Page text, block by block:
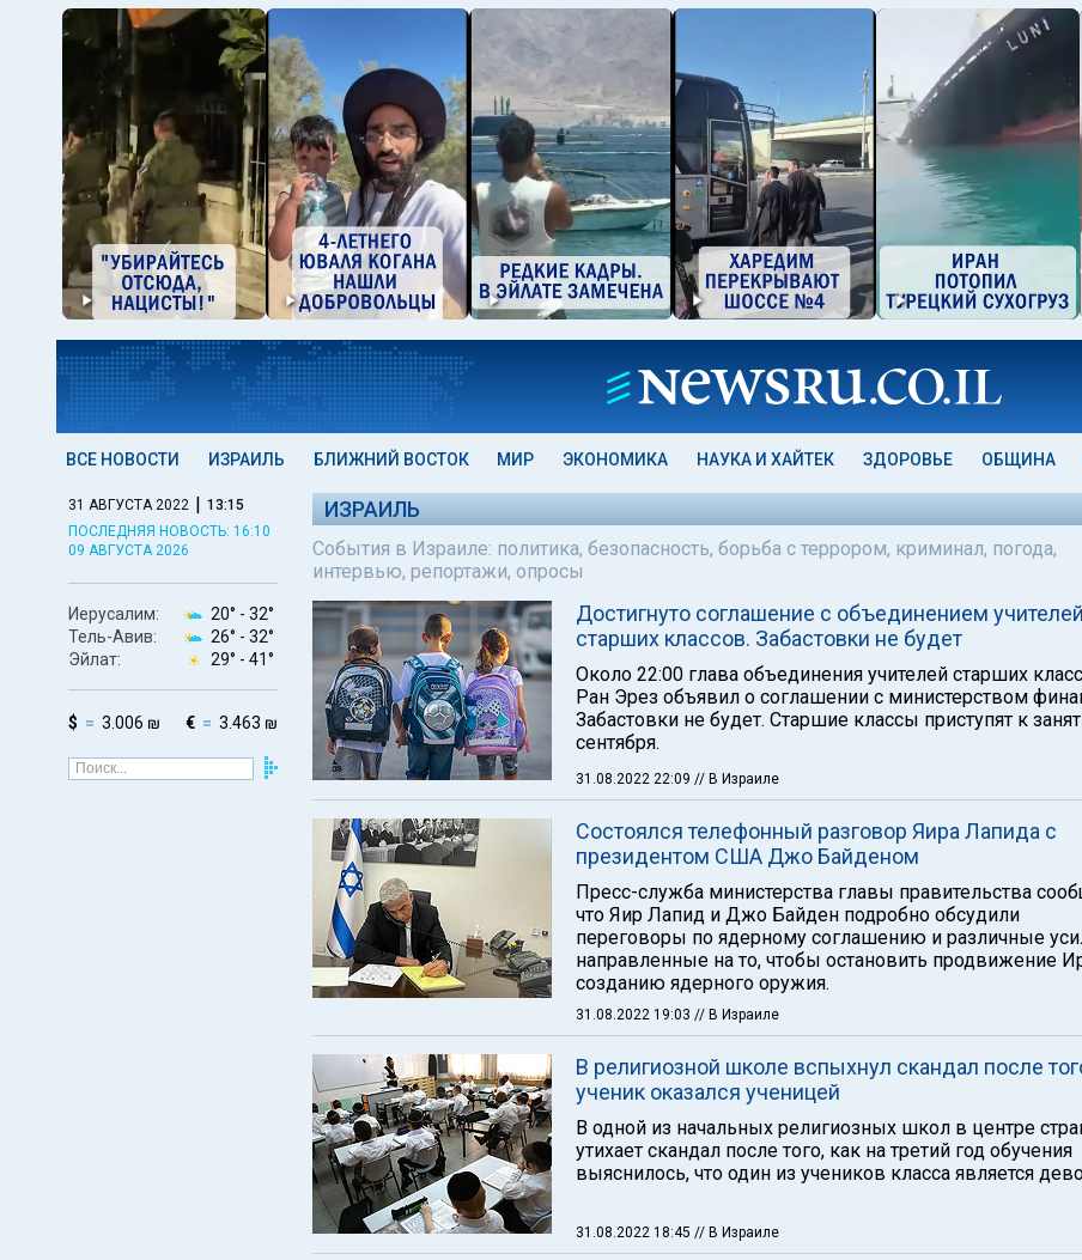
ВСЕ НОВОСТИ ИЗРАИЛЬ БЛИЖНИЙ ВОСТОК МИР ЭКОНОМИКА НАУКА И ХАЙТЕК ЗДОРОВЬЕ ОБЩИНА
31 АВГУСТА 2022 | 13:15
ПОСЛЕДНЯЯ НОВОСТЬ: 16:10
09 АВГУСТА 2026
Иерусалим: 20° - 32°
Тель-Авив:
26° - 32°
Эйлат:
29° - 41°
$ 3.006 ₪ € 3.463 ₪
ИЗРАИЛЬ
События в Израиле: политика, безопасность, борьба с террором, криминал, погода,
интервью, репортажи, опросы
Достигнуто соглашение с объединением учителей
старших классов. Забастовки не будет
Около 22:00 глава объединения учителей старших
Ран Эрез объявил о соглашении с министерством
Забастовки не будет. Старшие классы приступят к
сентября.
31.08.2022 22:09 // В Израиле
Состоялся телефонный разговор Яира Лапида с
президентом США Джо Байденом
Пресс-служба министерства главы правительства
что Яир Лапид и Джо Байден подробно обсудили
переговоры по ядерному соглашению и различные
направленные на то, чтобы остановить продвижение
созданию ядерного оружия.
31.08.2022 19:03 // В Израиле
В религиозной школе вспыхнул скандал после
ученик оказался ученицей
В одной из начальных религиозных школ в центре
утихает скандал после того, как на третий год обучения
выяснилось, что один из учеников класса является
31.08.2022 18:45 // В Израиле